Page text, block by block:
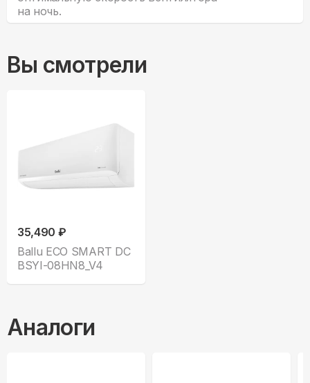
на ночь.
Вы смотрели
35,490 ₽
Ballu ECO SMART DC
BSYI-08HN8_V4
Аналоги